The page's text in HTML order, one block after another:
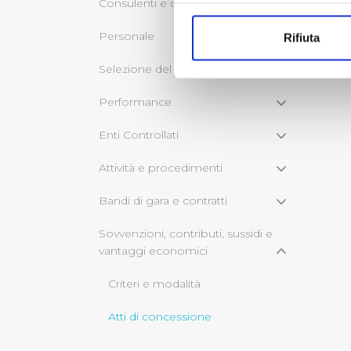
Identificare il tuo
digitali).
modificare o ritirare il tuo
Utilizziamo dei cookie
per personalizzare
pubblicità e social media,
loro o che hanno raccolto
Cliccando su "Accetta
Rifiuta
Consulenti e collaboratori
Personale
Selezione del personale
Performance
Enti Controllati
Attività e procedimenti
Bandi di gara e contratti
Sovvenzioni, contributi, sussidi e
vantaggi economici
Criteri e modalità
Atti di concessione